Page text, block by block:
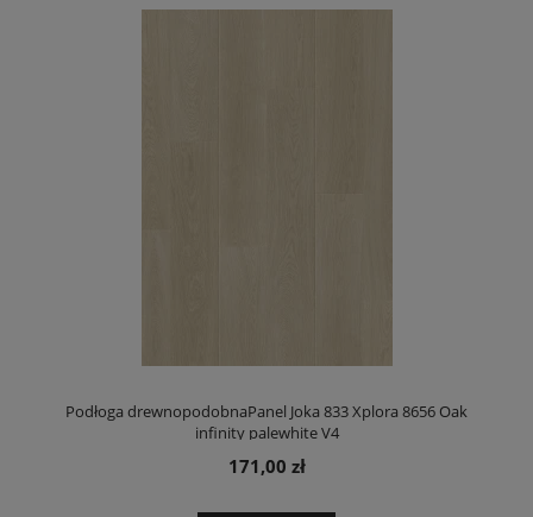
Podłoga drewnopodobnaPanel Joka 833 Xplora 8656 Oak
infinity palewhite V4
171,00 zł